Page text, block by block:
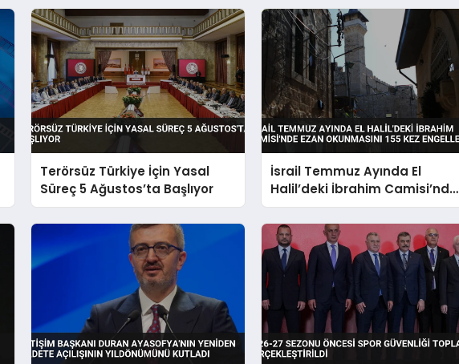
Terörsüz Türkiye İçin Yasal
Süreç 5 Ağustos’ta Başlıyor
İsrail Temmuz Ayında El
Halil’deki İbrahim Camisi’nde
Ezan Okunmasını 155 Kez
Engelledi